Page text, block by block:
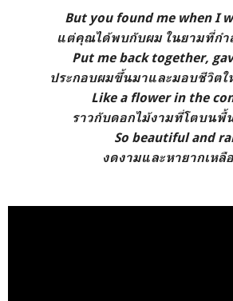
But you found me when I
แต่คุณได้พบกับผม ในยามที่กำ
Put me back together,
ประกอบผมขึ้นมาและมอบชีวิตใ
Like a flower in the
ราวกับดอกไม้งามที่โตบนพื้
So beautiful and
งดงามและหายากเหลื